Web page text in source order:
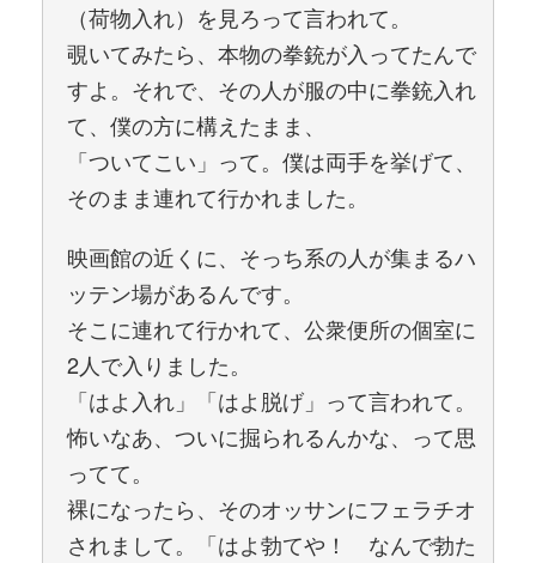
（荷物入れ）を見ろって言われて。
覗いてみたら、本物の拳銃が入ってたんで
すよ。それで、その人が服の中に拳銃入れ
て、僕の方に構えたまま、
「ついてこい」って。僕は両手を挙げて、
そのまま連れて行かれました。
映画館の近くに、そっち系の人が集まるハ
ッテン場があるんです。
そこに連れて行かれて、公衆便所の個室に
2人で入りました。
「はよ入れ」「はよ脱げ」って言われて。
怖いなあ、ついに掘られるんかな、って思
ってて。
裸になったら、そのオッサンにフェラチオ
されまして。「はよ勃てや！ なんで勃た